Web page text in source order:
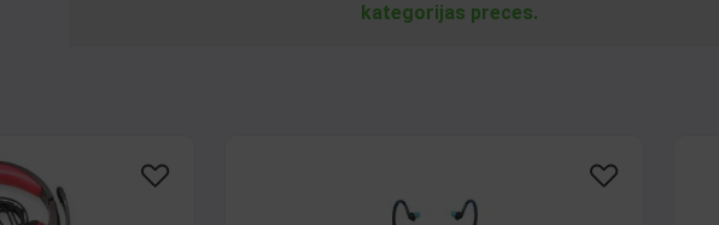
kategorijas preces.